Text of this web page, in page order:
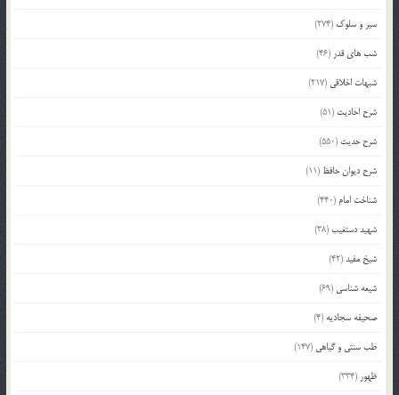
سیر و سلوک (274)
شب های قدر (46)
شبهات اخلاقی (217)
شرح احادیث (51)
شرح حدیث (550)
شرح دیوان حافظ (11)
شناخت امام (440)
شهید دستغیب(38)
شیخ مفید(42)
شیعه شناسی (69)
صحیفه سجادیه (4)
طب سنتی و گیاهی (147)
ظهور (334)